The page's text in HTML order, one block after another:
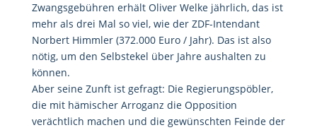
Zwangsgebühren erhält Oliver Welke jährlich, das ist
mehr als drei Mal so viel, wie der ZDF-Intendant
Norbert Himmler (372.000 Euro / Jahr). Das ist also
nötig, um den Selbstekel über Jahre aushalten zu
können.
Aber seine Zunft ist gefragt: Die Regierungspöbler,
die mit hämischer Arroganz die Opposition
verächtlich machen und die gewünschten Feinde der